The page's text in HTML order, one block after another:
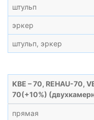
штульп
эркер
штульп, эркер
KBE – 70, REHAU-70,
70(+10%)
прямая